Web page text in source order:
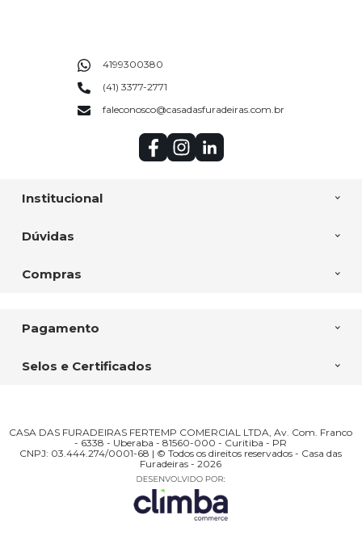
Institucional
Dúvidas
Compras
4199300380
(41) 3377-2771
faleconosco@casadasfuradeiras.com.br
Pagamento
Selos e Certificados
CASA DAS FURADEIRAS FERTEMP COMERCIAL LTDA, Av. Com. Franco
- 6338 - Uberaba - 81560-000 - Curitiba - PR
CNPJ: 03.444.274/0001-68 | © Todos os direitos reservados - Casa das
Furadeiras - 2026